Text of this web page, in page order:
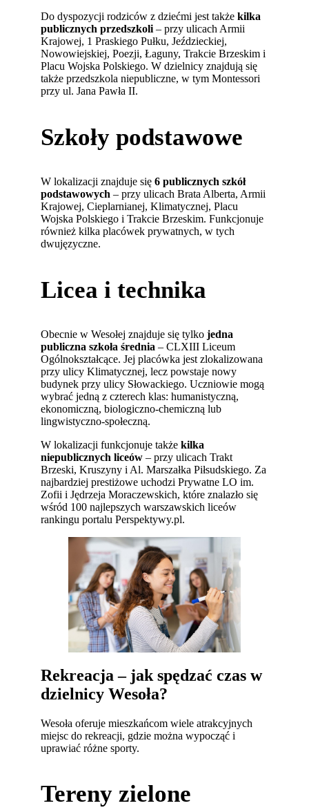
Do dyspozycji rodziców z dziećmi jest takżekilka
publicznych przedszkoli – przy ulicach Armii
Krajowej, 1 Praskiego Pułku, Jeździeckiej,
Nowowiejskiej, Poezji, Łaguny, Trakcie Brzeskim i
Placu Wojska Polskiego. W dzielnicy znajdują się
także przedszkola niepubliczne, w tym Montessori
przy ul. Jana Pawła II.
Szkoły podstawowe
W lokalizacji znajduje się6 publicznych szkół
podstawowych – przy ulicach Brata Alberta, Armii
Krajowej, Cieplarnianej, Klimatycznej, Placu
Wojska Polskiego i Trakcie Brzeskim. Funkcjonuje
również kilka placówek prywatnych, w tych
dwujęzyczne.
Licea i technika
Obecnie w Wesołej znajduje się tylko jedna
publiczna szkoła średnia – CLXIII Liceum
Ogólnokształcące. Jej placówka jest zlokalizowana
przy ulicy Klimatycznej, lecz powstaje nowy
budynek przy ulicy Słowackiego. Uczniowie mogą
wybrać jedną z czterech klas: humanistyczną,
ekonomiczną, biologiczno-chemiczną lub
lingwistyczno-społeczną.
W lokalizacji funkcjonuje takżekilka
niepublicznych liceów – przy ulicach Trakt
Brzeski, Kruszyny i Al. Marszałka Piłsudskiego. Za
najbardziej prestiżowe uchodzi Prywatne LO im.
Zofii i Jędrzeja Moraczewskich, które znalazło się
wśród 100 najlepszych warszawskich liceów
rankingu portalu Perspektywy.pl.
Rekreacja – jak spędzać czas w
dzielnicy Wesoła?
Wesoła oferuje mieszkańcom wiele atrakcyjnych
miejsc do rekreacji, gdzie można wypocząć i
uprawiać różne sporty.
Tereny zielone